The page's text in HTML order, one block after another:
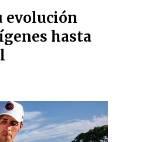
evolución
hasta